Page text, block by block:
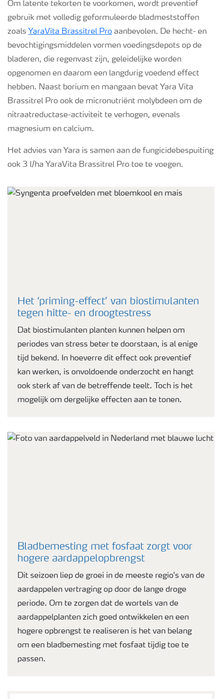
Om latente tekorten te voorkomen, wordt preventief
gebruik met volledig geformuleerde bladmeststoffen
zoals YaraVita Brassitrel Pro aanbevolen. De hecht- en
bevochtigingsmiddelen vormen voedingsdepots op de
bladeren, die regenvast zijn, geleidelijke worden
opgenomen en daarom een langdurig voedend effect
hebben. Naast borium en mangaan bevat Yara Vita
Brassitrel Pro ook de micronutriënt molybdeen om de
nitraatreductase-activiteit te verhogen, evenals
magnesium en calcium.
Het advies van Yara is samen aan de fungicidebespuiting
ook 3 l/ha YaraVita Brassitrel Pro toe te voegen.
Het ‘priming-effect’ van biostimulanten
tegen hitte- en droogtestress
Dat biostimulanten planten kunnen helpen om
periodes van stress beter te doorstaan, is al enige
tijd bekend. In hoeverre dit effect ook preventief
kan werken, is onvoldoende onderzocht en hangt
ook sterk af van de betreffende teelt. Toch is het
mogelijk om dergelijke effecten aan te tonen.
Bladbemesting met fosfaat zorgt voor
hogere aardappelopbrengst
Dit seizoen liep de groei in de meeste regio's van de
aardappelen vertraging op door de lange droge
periode. Om te zorgen dat de wortels van de
aardappelplanten zich goed ontwikkelen en een
hogere opbrengst te realiseren is het van belang
om een bladbemesting met fosfaat tijdig toe te
passen.